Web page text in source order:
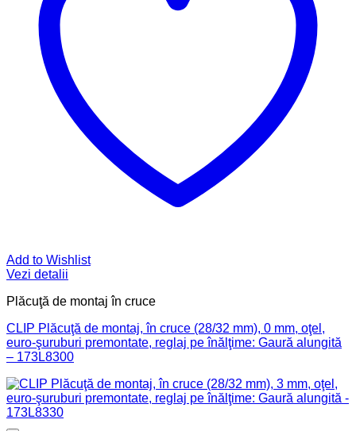
Add to Wishlist
Vezi detalii
Plăcuţă de montaj în cruce
CLIP Plăcuţă de montaj, în cruce (28/32 mm), 0 mm, oţel,
euro-şuruburi premontate, reglaj pe înălţime: Gaură alungită
– 173L8300